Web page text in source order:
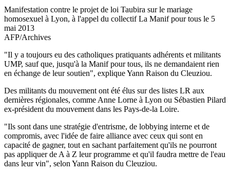
Manifestation contre le projet de loi Taubira sur le mariage
homosexuel à Lyon, à l'appel du collectif La Manif pour tous le 5
mai 2013
AFP/Archives
"Il y a toujours eu des catholiques pratiquants adhérents et militants
UMP, sauf que, jusqu'à la Manif pour tous, ils ne demandaient rien
en échange de leur soutien", explique Yann Raison du Cleuziou.
Des militants du mouvement ont été élus sur des listes LR aux
dernières régionales, comme Anne Lorne à Lyon ou Sébastien Pilard
ex-président du mouvement dans les Pays-de-la Loire.
"Ils sont dans une stratégie d'entrisme, de lobbying interne et de
compromis, avec l'idée de faire alliance avec ceux qui sont en
capacité de gagner, tout en sachant parfaitement qu'ils ne pourront
pas appliquer de A à Z leur programme et qu'il faudra mettre de l'eau
dans leur vin", selon Yann Raison du Cleuziou.